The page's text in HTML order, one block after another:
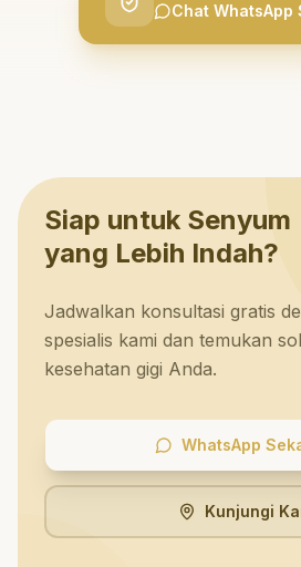
Chat WhatsApp
Siap untuk Senyum
yang Lebih Indah?
Jadwalkan konsultasi gratis
spesialis kami dan temukan
kesehatan gigi Anda.
WhatsApp
Kunjungi